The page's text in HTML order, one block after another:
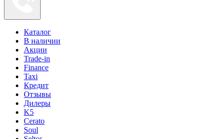
Каталог
В наличии
Акции
Trade-in
Finance
Taxi
Кредит
Отзывы
Дилеры
K5
Cerato
Soul